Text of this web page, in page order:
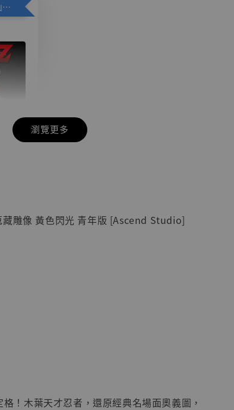
加購優惠【悟空 鳥山明紀念款 [奇蹟工作室]】
珠
空
蹟
+
瀏覽更多
藏雕像 黃色閃光 青年版 [Ascend Studio]
！木葉天才忍者，還原經典名場面奧義圖，